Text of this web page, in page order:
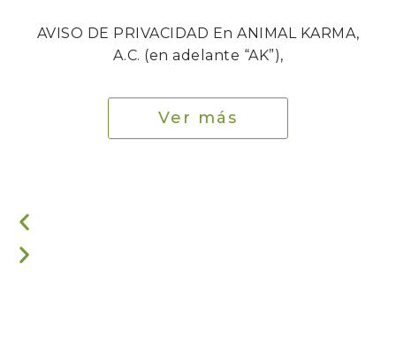
AVISO DE PRIVACIDAD En ANIMAL KARMA,
A.C. (en adelante “AK”),
Ver más